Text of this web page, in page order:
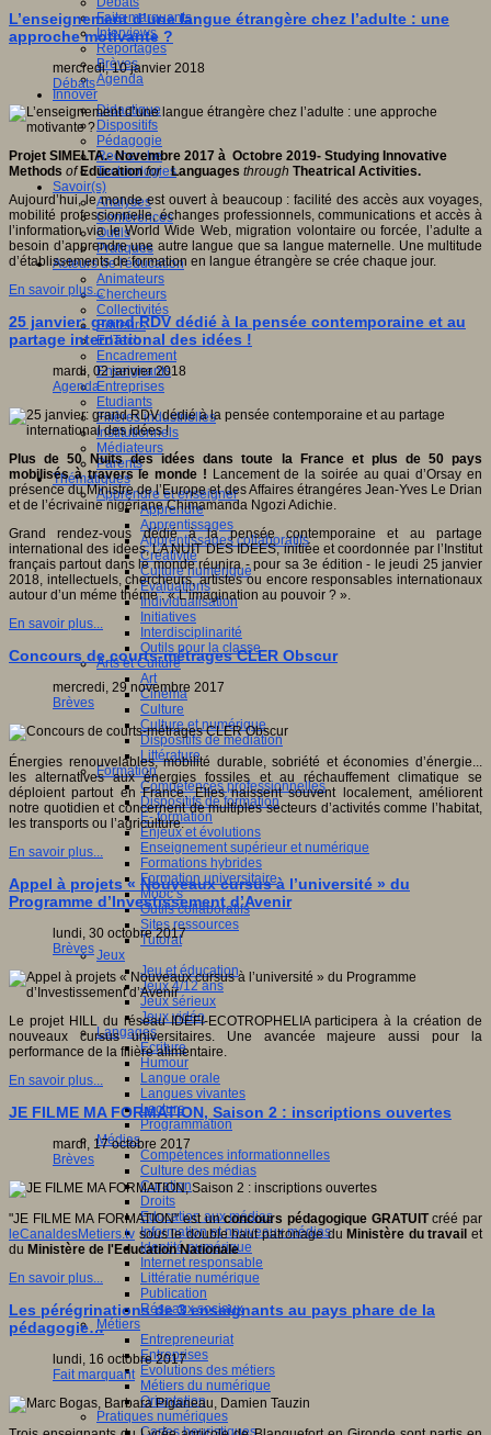
Faits marquants
Interviews
Reportages
Brèves
Agenda
Innover
Didactique
Dispositifs
Pédagogie
Recherche
Technologies
Savoir(s)
Analyses
Conférences
Outils
Pratiques
Acteurs de l'éducation
Animateurs
Chercheurs
Collectivités
Editeurs
EdTech
Encadrement
Enseignants
Entreprises
Etudiants
Filières industrielles
Institutionnels
Médiateurs
Parents
Thématiques
Apprendre et enseigner
Apprendre
Apprentissages
Apprentissages collaboratifs
Créativité
Culture numérique
Evaluations
Individualisation
Initiatives
Interdisciplinarité
Outils pour la classe
Arts et Culture
Art
Cinéma
Culture
Culture et numérique
Dispositifs de médiation
Littérature
Formation
Compétences professionnelles
Dispositifs de formation
E- formation
Enjeux et évolutions
Enseignement supérieur et numérique
Formations hybrides
Formation universitaire
Mooc’s
Outils collaboratifs
Sites ressources
Tutorat
Jeux
Jeu et éducation
Jeux 4/12 ans
Jeux sérieux
Jeux vidéo
Langages
Ecriture
Humour
Langue orale
Langues vivantes
Lecture
Programmation
Médias
Compétences informationnelles
Culture des médias
Curation
Droits
Education aux médias
Information et nouveaux médias
Identité numérique
Internet responsable
Littératie numérique
Publication
Réseaux sociaux
Métiers
Entrepreneuriat
Entreprises
Evolutions des métiers
Métiers du numérique
Orientation
Pratiques numériques
Cartes heuristiques
L’enseignement d’une langue étrangère chez l’adulte : une
approche motivante ?
mercredi, 10 janvier 2018
Débats
Projet SIMELTA.-Novembre 2017 à Octobre 2019- Studying nnovative
Methods ofEducationfor Languages through Theatrical Activities.
Aujourd’hui, le monde est ouvert à beaucoup : facilité des accès aux voyages,
mobilité professionnelle, échanges professionnels, communications et accès à
l’information via le World Wide Web, migration volontaire ou forcée, l’adulte a
besoin d’apprendre une autre langue que sa langue maternelle. Une multitude
d’établissements de formation en langue étrangère se crée chaque jour.
En savoir plus...
25 janvier: grand RDV dédié à la pensée contemporaine et au
partage international des idées !
mardi, 02 janvier 2018
Agenda
Plus de 50 Nuits des idées dans toute la France et plus de 50 pays
mobilisés à travers le monde ! Lancement de la soirée au quai d’Orsay en
présence du Ministre de l’Europe et des Affaires étrangéres Jean-Yves Le Drian
et de l’écrivaine nigériane Chimamanda Ngozi Adichie.
Grand rendez-vous dédié à la pensée contemporaine et au partage
international des idées, LA NUIT DES IDEES, initiée et coordonnée par l’Institut
français partout dans le monde réunira - pour sa 3e édition - le jeudi 25 janvier
2018, intellectuels, chercheurs, artistes ou encore responsables internationaux
autour d’un méme théme : « L’imagination au pouvoir ? ».
En savoir plus...
Concours de courts-métrages CLER Obscur
mercredi, 29 novembre 2017
Brèves
Énergies renouvelables, mobilité durable, sobriété et économies d’énergie...
les alternatives aux énergies fossiles et au réchauffement climatique se
déploient partout en France. Elles naissent souvent localement, améliorent
notre quotidien et concernent de multiples secteurs d’activités comme l’habitat,
les transports ou l’agriculture.
En savoir plus...
Appel à projets « Nouveaux cursus à l’université » du
Programme d’Investissement d’Avenir
lundi, 30 octobre 2017
Brèves
Le projet HILL du réseau IDEFI-ECOTROPHELIA participera à la création de
nouveaux cursus universitaires. Une avancée majeure aussi pour la
performance de la filière alimentaire.
En savoir plus...
JE FILME MA FORMATION, Saison 2 : inscriptions ouvertes
mardi, 17 octobre 2017
Brèves
"JE FILME MA FORMATION" est unconcours pédagogique GRATUITcréé par
leCanaldesMetiers.tv sous le double haut patronage du Ministère du travailet
du Ministère de l'Education Nationale
En savoir plus...
Les pérégrinations de 3 enseignants au pays phare de la
pédagogie…
lundi, 16 octobre 2017
Fait marquant